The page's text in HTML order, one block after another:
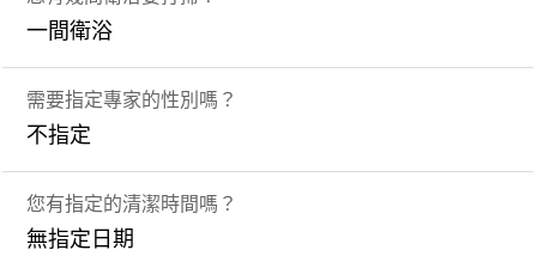
一間衛浴
需要指定專家的性別嗎？
不指定
您有指定的清潔時間嗎？
無指定日期